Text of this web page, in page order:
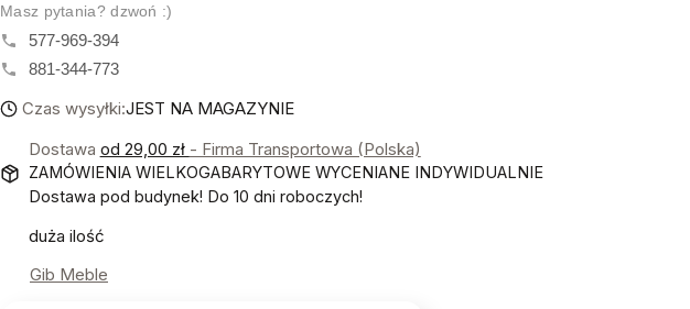
Masz pytania? dzwoń :)
577-969-394
881-344-773
Czas wysyłki:JEST NA MAGAZYNIE
Dostawa od 29,00 zł - Firma Transportowa (Polska)
ZAMÓWIENIA WIELKOGABARYTOWE WYCENIANE INDYWIDUALNIE
Dostawa pod budynek! Do 10 dni roboczych!
duża ilość
Gib Meble